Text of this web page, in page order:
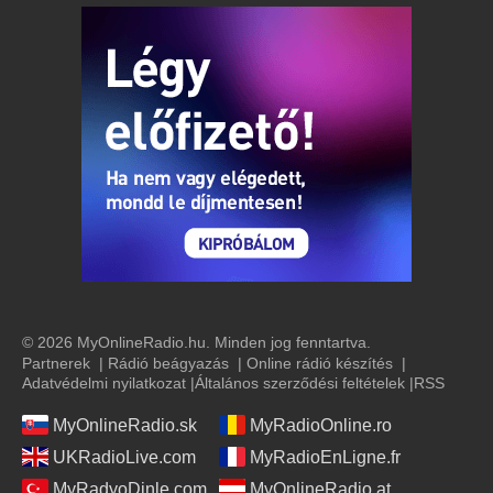
© 2026 MyOnlineRadio.hu. Minden jog fenntartva.
Partnerek | Rádió beágyazás | Online rádió készítés |
Adatvédelmi nyilatkozat |Általános szerződési feltételek |RSS
MyOnlineRadio.sk
MyRadioOnline.ro
UKRadioLive.com
MyRadioEnLigne.fr